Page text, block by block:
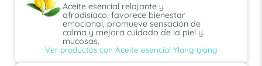
Aceite esencial relajante y
afrodisíaco, favorece bienestar
emocional, promueve sensación de
calma y mejora cuidado de la piel y
mucosas.
Ver productos con Aceite esencial Ylang-ylang